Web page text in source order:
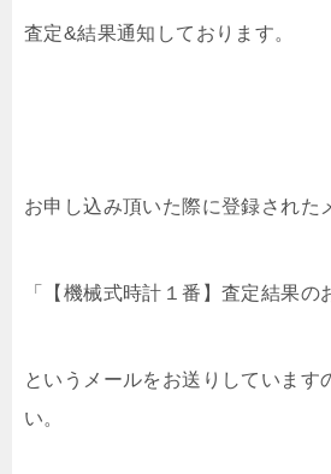
査定&結果通知しております。
お申し込み頂いた際に登録された
「【機械式時計１番】査定結果の
というメールをお送りしています
い。